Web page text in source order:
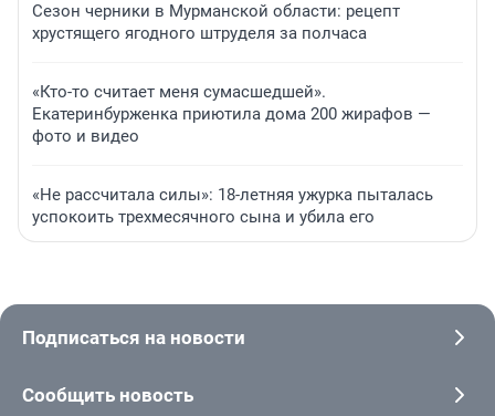
Сезон черники в Мурманской области: рецепт
хрустящего ягодного штруделя за полчаса
«Кто-то считает меня сумасшедшей».
Екатеринбурженка приютила дома 200 жирафов —
фото и видео
«Не рассчитала силы»: 18-летняя ужурка пыталась
успокоить трехмесячного сына и убила его
Подписаться на новости
Сообщить новость